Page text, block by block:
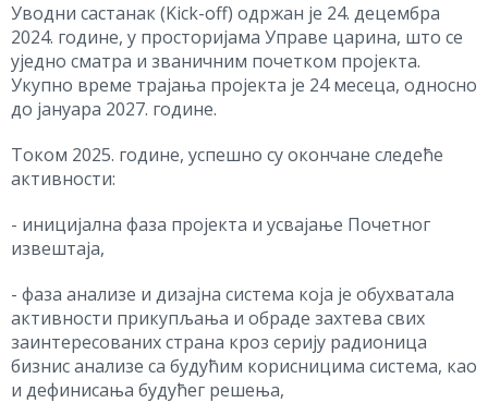
Уводни састанак (Kick-off) одржан је 24. децембра
2024. године, у просторијама Управе царина, што се
уједно сматра и званичним почетком пројекта.
Укупно време трајања пројекта је 24 месеца, односно
до јануара 2027. године.
Током 2025. године, успешно су окончане следеће
активности:
- иницијална фаза пројекта и усвajање Почетног
извештаја,
- фаза анализе и дизајна система која је обухватала
активности прикупљања и обраде захтева свих
заинтересованих страна кроз серију радионица
бизнис анализе са будућим корисницима система, као
и дефинисања будућег решења,